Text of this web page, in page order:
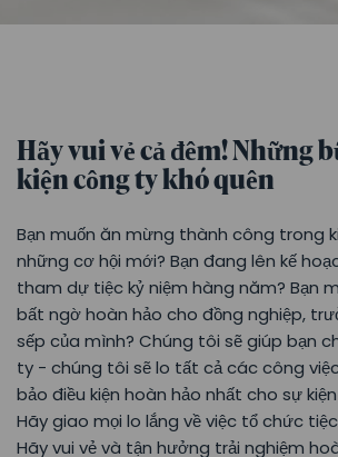
Hãy vui vẻ cả đêm! Những
kiện công ty khó quên
Bạn muốn ăn mừng thành công trong
những cơ hội mới? Bạn đang lên kế
tham dự tiệc kỷ niệm hàng năm? Bạn
bất ngờ hoàn hảo cho đồng nghiệp,
sếp của mình? Chúng tôi sẽ giúp bạn
ty - chúng tôi sẽ lo tất cả các công
bảo điều kiện hoàn hảo nhất cho sự
Hãy giao mọi lo lắng về việc tổ chức
Hãy vui vẻ và tận hưởng trải nghiệm